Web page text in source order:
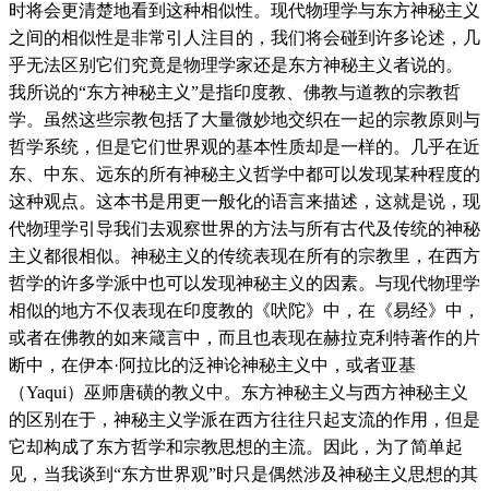
时将会更清楚地看到这种相似性。现代物理学与东方神秘主义
之间的相似性是非常引人注目的，我们将会碰到许多论述，几
乎无法区别它们究竟是物理学家还是东方神秘主义者说的。
我所说的“东方神秘主义”是指印度教、佛教与道教的宗教哲
学。虽然这些宗教包括了大量微妙地交织在一起的宗教原则与
哲学系统，但是它们世界观的基本性质却是一样的。几乎在近
东、中东、远东的所有神秘主义哲学中都可以发现某种程度的
这种观点。这本书是用更一般化的语言来描述，这就是说，现
代物理学引导我们去观察世界的方法与所有古代及传统的神秘
主义都很相似。神秘主义的传统表现在所有的宗教里，在西方
哲学的许多学派中也可以发现神秘主义的因素。与现代物理学
相似的地方不仅表现在印度教的《吠陀》中，在《易经》中，
或者在佛教的如来箴言中，而且也表现在赫拉克利特著作的片
断中，在伊本·阿拉比的泛神论神秘主义中，或者亚基
（Yaqui）巫师唐磺的教义中。东方神秘主义与西方神秘主义
的区别在于，神秘主义学派在西方往往只起支流的作用，但是
它却构成了东方哲学和宗教思想的主流。因此，为了简单起
见，当我谈到“东方世界观”时只是偶然涉及神秘主义思想的其